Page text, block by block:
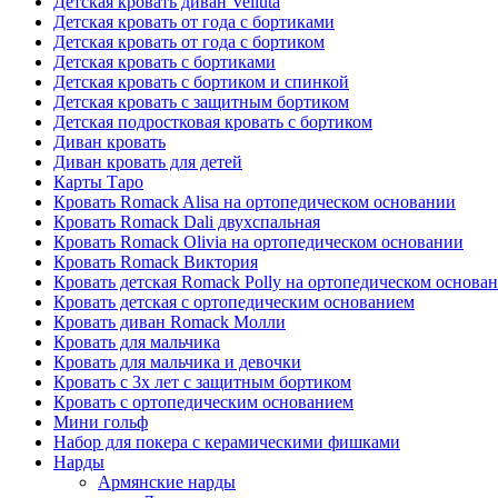
Детская кровать от года с бортиками
Детская кровать от года с бортиком
Детская кровать с бортиками
Детская кровать с бортиком и спинкой
Детская кровать с защитным бортиком
Детская подростковая кровать с бортиком
Диван кровать
Диван кровать для детей
Карты Таро
Кровать Romack Alisa на ортопедическом основании
Кровать Romack Dali двухспальная
Кровать Romack Olivia на ортопедическом основании
Кровать Romack Виктория
Кровать детская Romack Polly на ортопедическом
Кровать детская с ортопедическим основанием
Кровать диван Romack Молли
Кровать для мальчика
Кровать для мальчика и девочки
Кровать с 3х лет с защитным бортиком
Кровать с ортопедическим основанием
Мини гольф
Набор для покера с керамическими фишками
Нарды
Армянские нарды